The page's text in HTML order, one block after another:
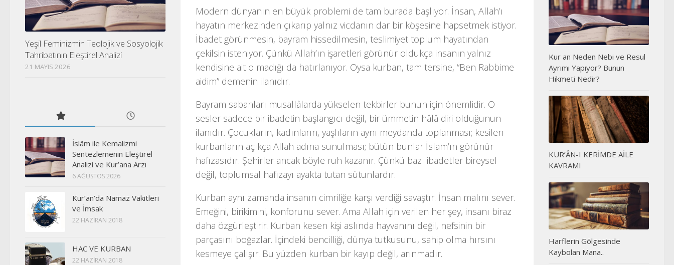
Modern dünyanın en büyük problemi de tam burada başlıyor. İnsan, Allah’ı
hayatın merkezinden çıkarıp yalnız vicdanın dar bir köşesine hapsetmek istiyor.
İbadet görünmesin, bayram hissedilmesin, teslimiyet toplum hayatından
çekilsin isteniyor. Çünkü Allah’ın işaretleri görünür oldukça insanın yalnız
kendisine ait olmadığı da hatırlanıyor. Oysa kurban, tam tersine, “Ben Rabbime
aidim” demenin ilanıdır.
Bayram sabahları musallâlarda yükselen tekbirler bunun için önemlidir. O
sesler sadece bir ibadetin başlangıcı değil, bir ümmetin hâlâ diri olduğunun
ilanıdır. Çocukların, kadınların, yaşlıların aynı meydanda toplanması; kesilen
kurbanların açıkça Allah adına sunulması; bütün bunlar İslam’ın görünür
hafızasıdır. Şehirler ancak böyle ruh kazanır. Çünkü bazı ibadetler bireysel
değil, toplumsal hafızayı ayakta tutan sütunlardır.
Kurban aynı zamanda insanın cimriliğe karşı verdiği savaştır. İnsan malını sever.
Emeğini, birikimini, konforunu sever. Ama Allah için verilen her şey, insanı biraz
daha özgürleştirir. Kurban kesen kişi aslında hayvanını değil, nefsinin bir
parçasını boğazlar. İçindeki bencilliği, dünya tutkusunu, sahip olma hırsını
kesmeye çalışır. Bu yüzden kurban bir kayıp değil, arınmadır.
Yeşil Feminizmin Teolojik ve Sosyolojik
Tahribatının Eleştirel Analizi
21 MAYIS 2026
İslâm ile Kemalizmi
Sentezlemenin Eleştirel
Analizi ve Kur’ana Arzı
6 AĞUSTOS 2026
Kur’an’da Namaz Vakitleri
ve İmsak
22 HAZIRAN 2018
HAC VE KURBAN
22 HAZIRAN 2018
Kur an Neden Nebi ve Resul
Ayrımı Yapıyor? Bunun
Hikmeti Nedir?
KUR’ÂN-I KERİMDE AİLE
KAVRAMI
Harflerin Gölgesinde
Kaybolan Mana..